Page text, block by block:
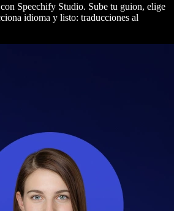
Speechify Studio. Sube tu guion, elige
idioma y listo: traducciones al